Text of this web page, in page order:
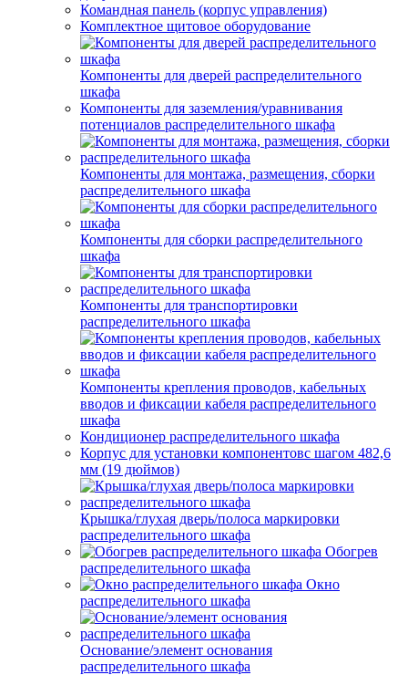
Командная панель (корпус управления)
Комплектное щитовое оборудование
Компоненты для дверей распределительного
шкафа
Компоненты для заземления/уравнивания
потенциалов распределительного шкафа
Компоненты для монтажа, размещения, сборки
распределительного шкафа
Компоненты для сборки распределительного
шкафа
Компоненты для транспортировки
распределительного шкафа
Компоненты крепления проводов, кабельных
вводов и фиксации кабеля распределительного
шкафа
Кондиционер распределительного шкафа
Корпус для установки компонентовс шагом 482,6
мм (19 дюймов)
Крышка/глухая дверь/полоса маркировки
распределительного шкафа
Обогрев
распределительного шкафа
Окно
распределительного шкафа
Основание/элемент основания
распределительного шкафа